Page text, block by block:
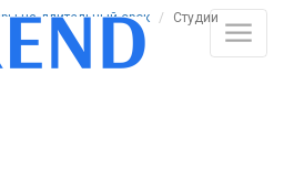
на длительный срок Студии